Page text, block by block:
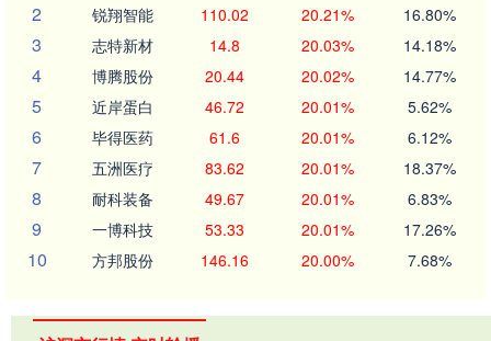
2 锐翔智能 110.02 20.21% 16.80%
3 志特新材 14.8 20.03% 14.18%
4 博腾股份 20.44 20.02% 14.77%
5 近岸蛋白 46.72 20.01% 5.62%
6 毕得医药 61.6 20.01% 6.12%
7 五洲医疗 83.62 20.01% 18.37%
8 耐科装备 49.67 20.01% 6.83%
9 一博科技 53.33 20.01% 17.26%
10 方邦股份 146.16 20.00% 7.68%